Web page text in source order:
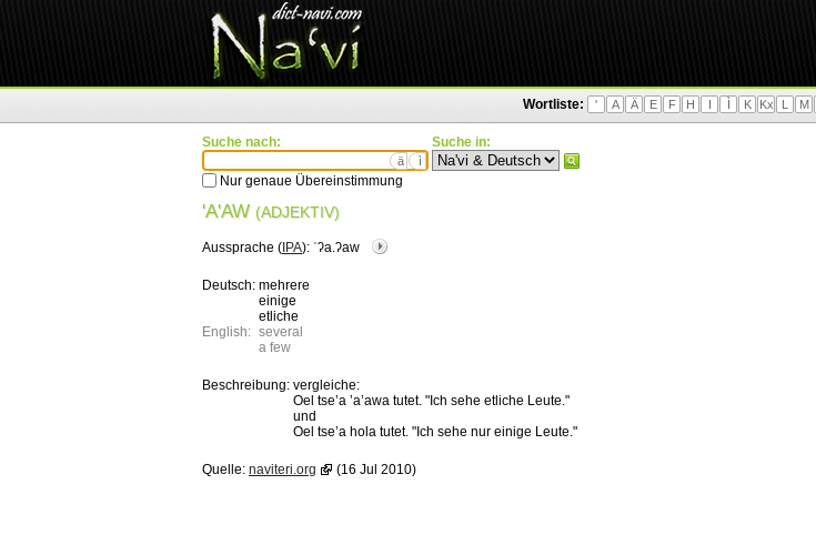
Wortliste: ' A Ä E F H I Ì K Kx L M
Suche nach:
ä ì
Nur genaue Übereinstimmung
Suche in:
'A'AW (ADJEKTIV)
Aussprache ( IPA): ˈʔa.ʔaw
Deutsch: mehrere
einige
etliche
English: several
a few
Beschreibung: vergleiche:
Oel tse’a ’a’awa tutet. "Ich sehe etliche Leute."
und
Oel tse’a hola tutet. "Ich sehe nur einige Leute."
Quelle: naviteri.org (16 Jul 2010)